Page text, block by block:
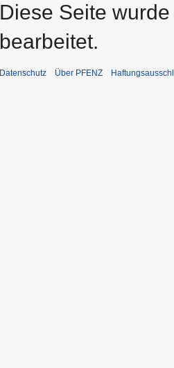
Diese Seite
bearbeitet.
Datenschutz Über PFENZ